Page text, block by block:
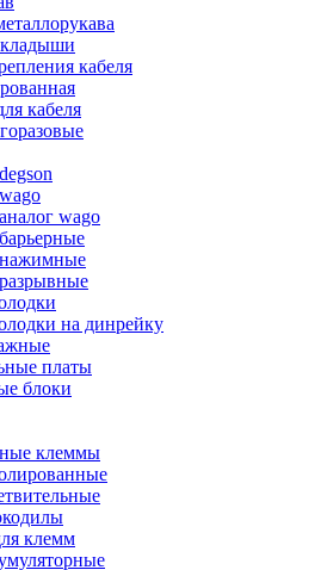
кабеля
кабеля
wago
на динрейку
платы
блоки
клеммы
клемм